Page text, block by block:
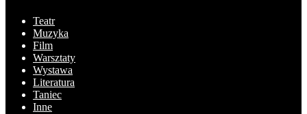
Teatr
Muzyka
Film
Warsztaty
Wystawa
Literatura
Taniec
Inne